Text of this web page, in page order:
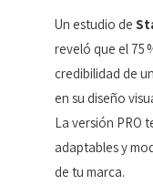
Un estudio de
reveló que el 75
credibilidad de
en su diseño
La versión PRO
adaptables y
de tu marca.